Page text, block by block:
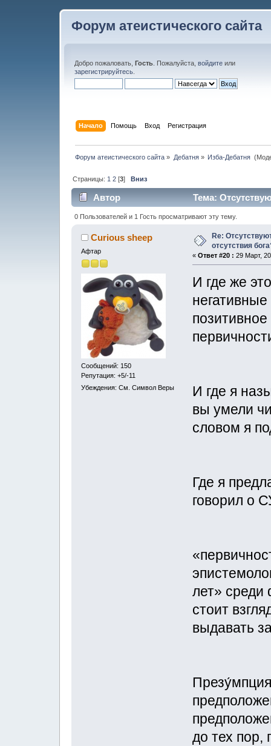
Форум атеистического сайта
Добро пожаловать, Гость . Пожалуйста, войдите или
зарегистрируйтесь
Начало Помощь Вход Регистрация
Форум атеистического сайта » Дебатня» Изба-Дебатня
Страницы: 1 2 [3]Вниз
Автор
Тема:
47235 раз)
0 Пользователей и 1 Гость просматривают эту тему.
Curious sheep
Афтар
Сообщений: 150
Репутация: +5/-11
Убеждения: См. Символ Веры
Re:
отсутствия
« Ответ #20 : 29 Март,
И где же
И где я
вы умели
словом я
Где я
говорил о
лет»
стоит
выдавать
до тех пор,